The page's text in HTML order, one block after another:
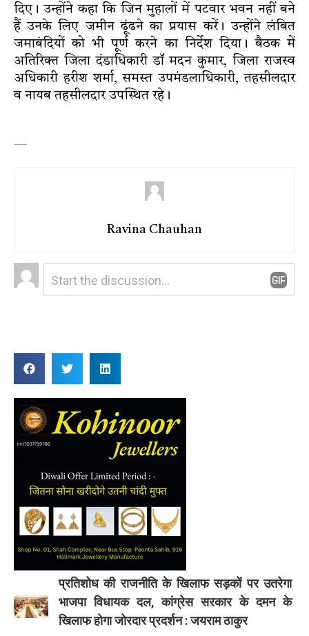
दिए। उन्होंने कहा कि जिन मुहालों में पटवार भवन नहीं बने
हैं उनके लिए जमीन ढूंढने का प्रयास करें। उन्होंने लंबित
जमाबंदियों को भी पूर्ण करने का निर्देश दिया। बैठक में
अतिरिक्त जिला दंडाधिकारी डॉ मदन कुमार, जिला राजस्व
अधिकारी हरीश शर्मा, समस्त उपमंडलाधिकारी, तहसीलदार
व नायब तहसीलदार उपस्थित रहे।
—
Ravina Chauhan
Leave
a
Comment
प्रतिशोध की राजनीति के खिलाफ सड़कों पर उतरेगा
भाजपा विधायक दल, कांग्रेस सरकार के दमन के
खिलाफ होगा जोरदार प्रदर्शन : जयराम ठाकुर